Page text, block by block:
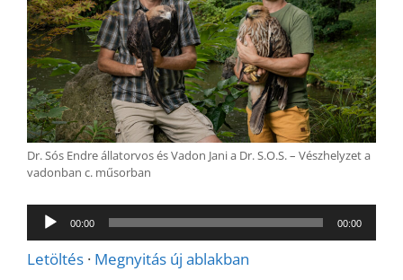
Dr. Sós Endre állatorvos és Vadon Jani a Dr. S.O.S. – Vészhelyzet a
vadonban c. műsorban
Audió
lejátszó
00:00 00:00
Letöltés · Megnyitás új ablakban